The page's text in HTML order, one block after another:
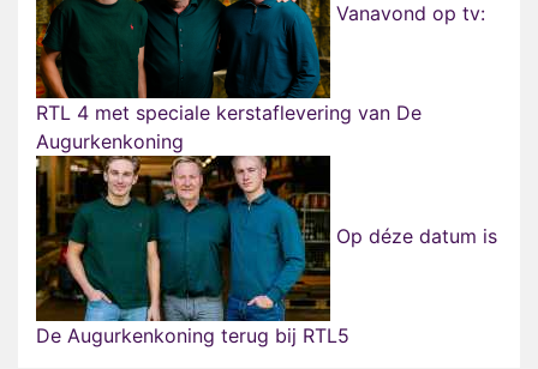
Vanavond op tv:
RTL 4 met speciale kerstaflevering van De
Augurkenkoning
Op déze datum is
De Augurkenkoning terug bij RTL5